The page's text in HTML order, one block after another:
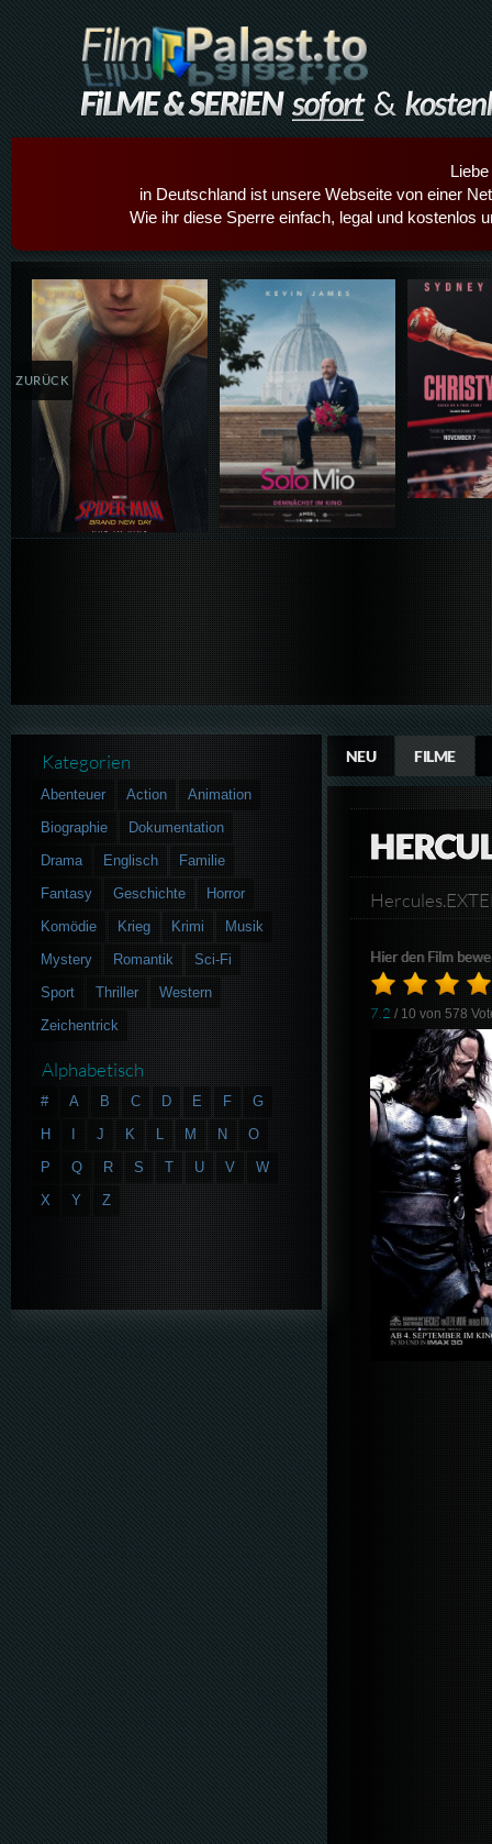
in Deutschland ist unsere Webseite von einer
Wie ihr diese Sperre einfach, legal und kostenlos
Details,Play Details,Play
ZURÜCK
NEU FILME
Hier den Film
7.2 / 10 von578
Kategorien
Abenteuer Action
Animation
Biographie
Dokumentation
Drama
Englisch
Familie
Fantasy
Geschichte
Horror
Komödie
Krieg Krimi
Musik
Mystery
Romantik
Sci-Fi
Sport
Thriller
Western
Zeichentrick
Alphabetisch
# A B C D E F
G
H
J K L M N
O
P
Q R S T U V
W
X
Y Z